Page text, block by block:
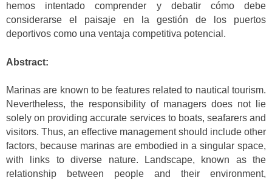
hemos intentado comprender y debatir cómo debe
considerarse el paisaje en la gestión de los puertos
deportivos como una ventaja competitiva potencial.
Abstract:
Marinas are known to be features related to nautical tourism.
Nevertheless, the responsibility of managers does not lie
solely on providing accurate services to boats, seafarers and
visitors. Thus, an effective management should include other
factors, because marinas are embodied in a singular space,
with links to diverse nature. Landscape, known as the
relationship between people and their environment,